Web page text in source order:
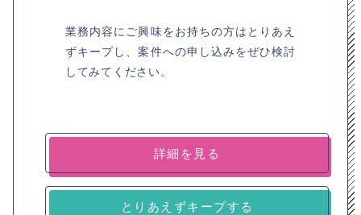
業務内容にご興味をお持ちの方はとりあえ
ずキープし、案件への申し込みをぜひ検討
してみてください。
詳細を見る
とりあえずキープする